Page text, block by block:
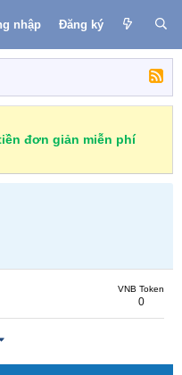
nhập Đăng ký
đơn giản miễn phí
VNB Token
0